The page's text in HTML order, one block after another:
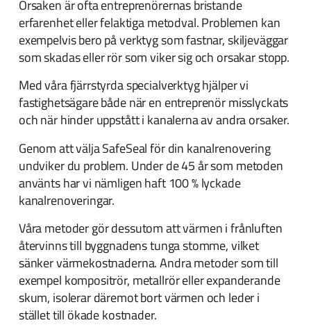
Orsaken är ofta entreprenörernas bristande
erfarenhet eller felaktiga metodval. Problemen kan
exempelvis bero på verktyg som fastnar, skiljeväggar
som skadas eller rör som viker sig och orsakar stopp.
Med våra fjärrstyrda specialverktyg hjälper vi
fastighetsägare både när en entreprenör misslyckats
och när hinder uppstått i kanalerna av andra orsaker.
Genom att välja SafeSeal för din kanalrenovering
undviker du problem. Under de 45 år som metoden
använts har vi nämligen haft 100 % lyckade
kanalrenoveringar.
Våra metoder gör dessutom att värmen i frånluften
återvinns till byggnadens tunga stomme, vilket
sänker värmekostnaderna. Andra metoder som till
exempel kompositrör, metallrör eller expanderande
skum, isolerar däremot bort värmen och leder i
stället till ökade kostnader.